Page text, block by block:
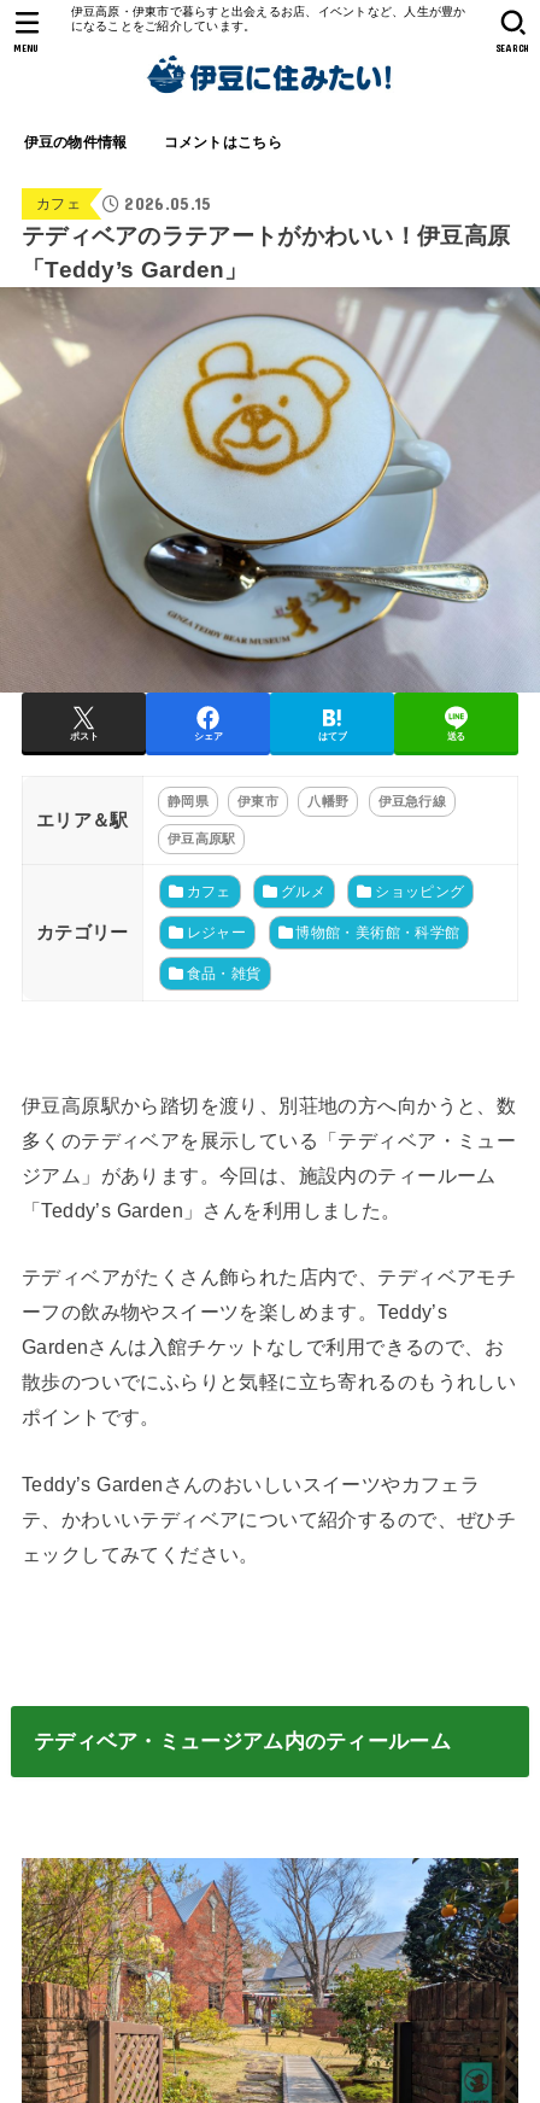
伊豆高原・伊東市で暮らすと出会えるお店、イベントなど、人生が豊か
になることをご紹介しています。
伊豆の物件情報 コメントはこちら
SEARCH
MENU
カフェ 2026.05.15
テディベアのラテアートがかわいい！伊豆高原
「Teddy’s Garden」
ポスト シェア はてブ 送る
エリア＆駅
静岡県 伊東市 八幡野 伊豆急行線
伊豆高原駅
カテゴリー
カフェ グルメ ショッピング
レジャー 博物館・美術館・科学館
食品・雑貨
伊豆高原駅から踏切を渡り、別荘地の方へ向かうと、数
多くのテディベアを展示している「テディベア・ミュー
ジアム」があります。今回は、施設内のティールーム
「Teddy’s Garden」さんを利用しました。
テディベアがたくさん飾られた店内で、テディベアモチ
ーフの飲み物やスイーツを楽しめます。Teddy’s
Gardenさんは入館チケットなしで利用できるので、お
散歩のついでにふらりと気軽に立ち寄れるのもうれしい
ポイントです。
Teddy’s Gardenさんのおいしいスイーツやカフェラ
テ、かわいいテディベアについて紹介するので、ぜひチ
ェックしてみてください。
テディベア・ミュージアム内のティールーム